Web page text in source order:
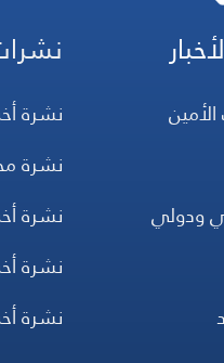
ودولي
نشرة أخبار
نشرة
نشرة أخبار
نشرة أخبار
نشرة أخبار